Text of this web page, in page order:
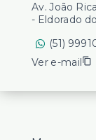
Av. João
- Eldorado
(51)
Ver e-mail